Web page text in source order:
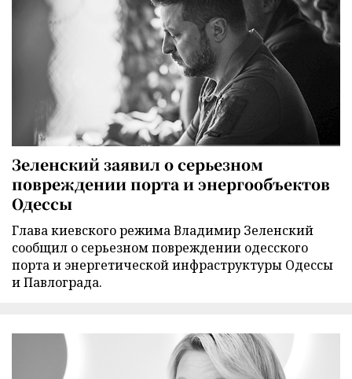
Зеленский заявил о серьезном
повреждении порта и энергообъектов
Одессы
Глава киевского режима Владимир Зеленский
сообщил о серьезном повреждении одесского
порта и энергетической инфраструктуры Одессы
и Павлограда.